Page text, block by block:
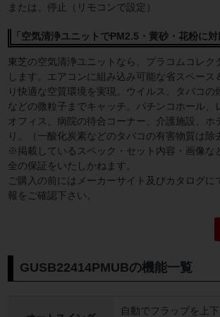
または、停止（リモコンで設定）
「空気清浄ユニットでPM2.5・黄砂・花粉に対
東芝の空気清浄ユニットなら、プラコムコレク
します。エアコンに組み込み可能な省スペース
り快適な空質環境を実現。ウイルス、タバコの
などの微粒子までキャッチ。パチンコホール、
オフィス、病院の待合コーナー、介護施設、ホ
り。（一酸化炭素などのタバコの有害物質は除
※掲載しているスペック・セット内容・画像な
全の保証をいたしかねます。
ご購入の前にはメーカーサイト及びカタログに
報をご確認下さい。
GUSB22414PMUBの機能一覧
自動でフラップを上